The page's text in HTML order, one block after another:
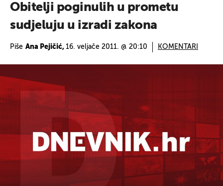
Obitelji poginulih u prometu
sudjeluju u izradi zakona
Piše Ana Pejičić, 16. veljače 2011. @ 20:10 KOMENTARI